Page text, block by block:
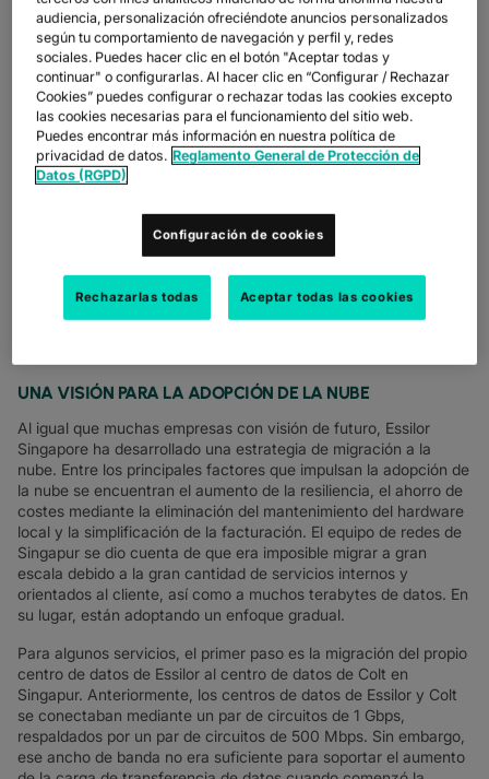
COLT FACILITA Y AGILIZA LA TRANSFERENCIA, EL ACCESO
Y LA COPIA DE SEGURIDAD DE SERVICIOS CRÍTICOS Y
TERABYTES DE DATOS
Desde sus humildes comienzos en París hace 170 años, Essilor
se ha expandido hasta convertirse en una empresa global que
hoy diseña, fabrica y distribuye lentes y equipos oftálmicos a
más de 400 000 clientes y profesionales del cuidado de la vista
de todo el mundo.
Un modelo operativo regional permite a Essilor mantenerse
y África), la sede regional se encuentra en Singapur. Las
funciones centralizadas de la oficina central de Singapur dan
UNA VISIÓN PARA LA ADOPCIÓN DE LA NUBE
Al igual que muchas empresas con visión de futuro, Essilor
Singapore ha desarrollado una estrategia de migración a la
nube. Entre los principales factores que impulsan la adopción de
la nube se encuentran el aumento de la resiliencia, el ahorro de
costes mediante la eliminación del mantenimiento del hardware
local y la simplificación de la facturación. El equipo de redes de
Singapur se dio cuenta de que era imposible migrar a gran
escala debido a la gran cantidad de servicios internos y
orientados al cliente, así como a muchos terabytes de datos. En
su lugar, están adoptando un enfoque gradual.
Para algunos servicios, el primer paso es la migración del propio
centro de datos de Essilor al centro de datos de Colt en
Singapur. Anteriormente, los centros de datos de Essilor y Colt
se conectaban mediante un par de circuitos de 1 Gbps,
respaldados por un par de circuitos de 500 Mbps. Sin embargo,
ese ancho de banda no era suficiente para soportar el aumento
audiencia, personalización ofreciéndote anuncios personalizados
según tu comportamiento de navegación y perfil y, redes
sociales. Puedes hacer clic en el botón "Aceptar todas y
continuar" o configurarlas. Al hacer clic en “Configurar / Rechazar
Cookies” puedes configurar o rechazar todas las cookies excepto
las cookies necesarias para el funcionamiento del sitio web.
Puedes encontrar más información en nuestra política de
privacidad de datos. Reglamento General de Protección de
Datos (RGPD)
Configuración de cookies
Rechazarlas todas Aceptar todas las cookies